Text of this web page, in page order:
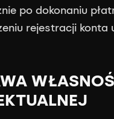
po dokonaniu
rejestracji konta